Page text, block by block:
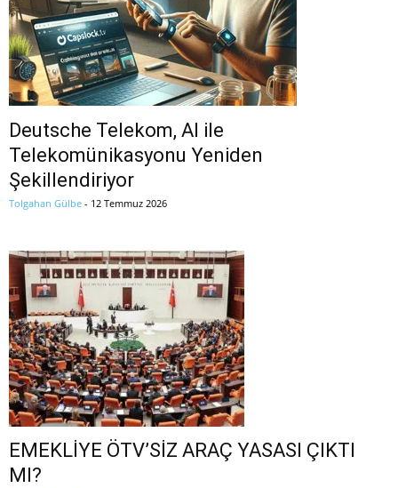
Deutsche Telekom, AI ile
Telekomünikasyonu Yeniden
Şekillendiriyor
Tolgahan Gülbe - 12 Temmuz 2026
EMEKLİYE ÖTV’SİZ ARAÇ YASASI ÇIKTI
MI?